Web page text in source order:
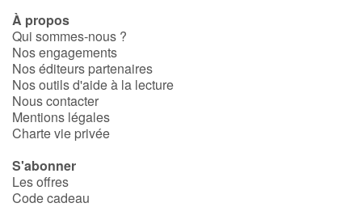
Blog
Actualités
Par thématique
Rencontres et témoignages
Contes d'ici et d'ailleurs
À propos
Qui sommes-nous ?
Nos engagements
Nos éditeurs partenaires
Nos outils d'aide à la lecture
Nous contacter
Mentions légales
Charte vie privée
S'abonner
Les offres
Code cadeau